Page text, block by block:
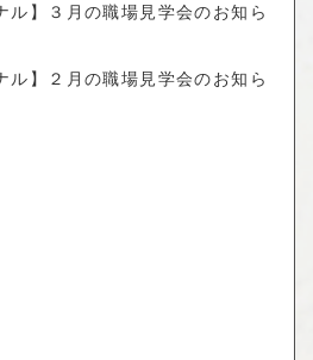
ル】３月の職場見学会のお知ら
ル】２月の職場見学会のお知ら